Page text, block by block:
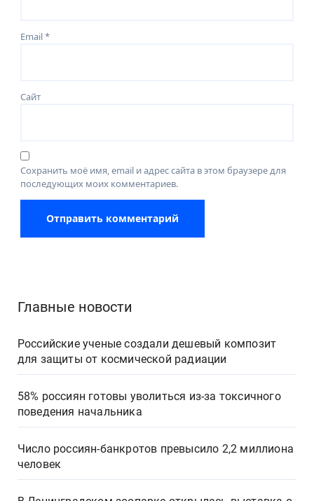
Email*
Сайт
Сохранить моё имя, email и адрес сайта в этом браузере для
последующих моих комментариев.
Главные новости
Российские ученые создали дешевый композит
для защиты от космической радиации
58% россиян готовы уволиться из-за токсичного
поведения начальника
Число россиян-банкротов превысило 2,2 миллиона
человек